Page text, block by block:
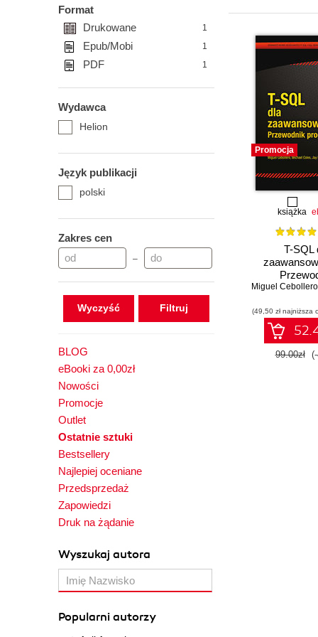
Format
Drukowane
1
Epub/Mobi 1
PDF 1
Wydawca
Helion
Język publikacji
polski
Zakres cen
–
Wyczyść
BLOG
eBooki za 0,00zł
Nowości
Promocje
Outlet
Ostatnie sztuki
Bestsellery
Najlepiej oceniane
Przedsprzedaż
Zapowiedzi
Druk na żądanie
Wyszukaj autora
Popularni autorzy
Promocja
książka
T-SQL
programisty.
Miguel Cebollero
(49,50 zł najniższa
99.00zł